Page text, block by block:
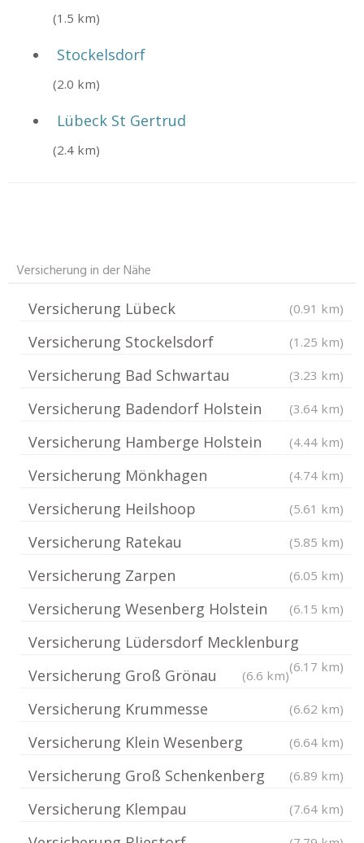
(1.5 km)
Stockelsdorf
(2.0 km)
Lübeck St Gertrud
(2.4 km)
Versicherung in der Nähe
Versicherung Lübeck (0.91 km)
Versicherung Stockelsdorf (1.25 km)
Versicherung Bad Schwartau (3.23 km)
Versicherung Badendorf Holstein (3.64 km)
Versicherung Hamberge Holstein (4.44 km)
Versicherung Mönkhagen (4.74 km)
Versicherung Heilshoop (5.61 km)
Versicherung Ratekau (5.85 km)
Versicherung Zarpen (6.05 km)
Versicherung Wesenberg Holstein (6.15 km)
Versicherung Lüdersdorf Mecklenburg
(6.17 km)
Versicherung Groß Grönau (6.6 km)
Versicherung Krummesse (6.62 km)
Versicherung Klein Wesenberg (6.64 km)
Versicherung Groß Schenkenberg (6.89 km)
Versicherung Klempau (7.64 km)